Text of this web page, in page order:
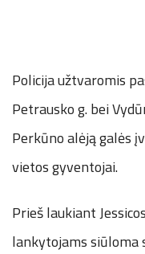
Policija užtvaromis
Petrausko g. bei
Perkūno alėją galės
vietos gyventojai.
Prieš laukiant
lankytojams siūloma